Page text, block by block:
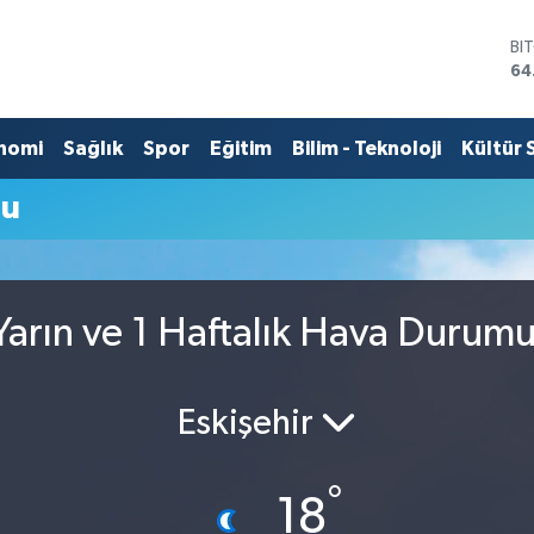
Sağlık Spor Eğitim Bilim - Teknoloji Kültür
ve 1 Haftalık Hava
Eskişehir
18°